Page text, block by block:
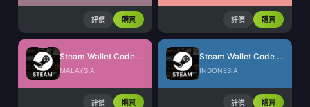
評價 購買 評價 購買
Steam Wallet Code (MYR)
MALAYSIA
評價 購買
Steam Wallet Code (IDR)
INDONESIA
評價 購買